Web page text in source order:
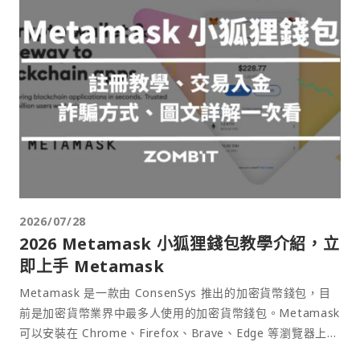
2026/07/28
2026 Metamask 小狐狸錢包教學介紹，立
即上手 Metamask
Metamask 是一款由 ConsenSys 推出的加密貨幣錢包，目
前是加密貨幣業界中最多人使用的加密貨幣錢包。Metamask
可以安裝在 Chrome、Firefox、Brave、Edge 等瀏覽器上作